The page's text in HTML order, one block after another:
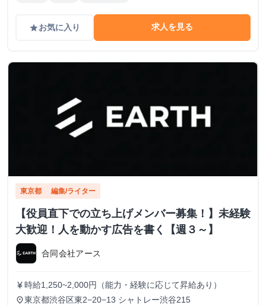
gradeお気に入り 求人を見る
東京都 編集/ライター
【役員直下での立ち上げメンバー募集！】未経験
大歓迎！人を動かす広告を書く【週３～】
合同会社アース
currency_yen 時給1,250~2,000円（能力・経験に応じて昇給あり）
place東京都渋谷区東2−20−13 シャトレー渋谷215